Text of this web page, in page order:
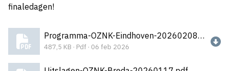
finaledagen!
Programma-OZNK-Eindhoven-20260208-v0602_2026-02-06-121652_phkx.pdf
487,5 KB · Pdf · 06 feb 2026